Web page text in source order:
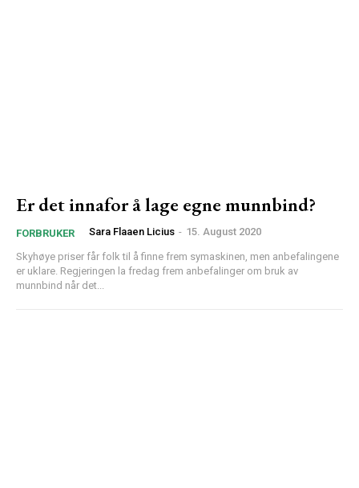
Er det innafor å lage egne munnbind?
FORBRUKER Sara Flaaen Licius - 15. August 2020
Skyhøye priser får folk til å finne frem symaskinen, men anbefalingene
er uklare. Regjeringen la fredag frem anbefalinger om bruk av
munnbind når det...